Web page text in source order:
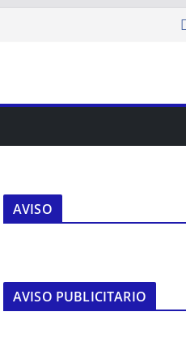
AVISO
AVISO PUBLICITARIO